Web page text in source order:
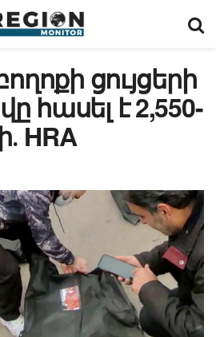
ցույցերի
հասել է 2,550-
ի․ HRA